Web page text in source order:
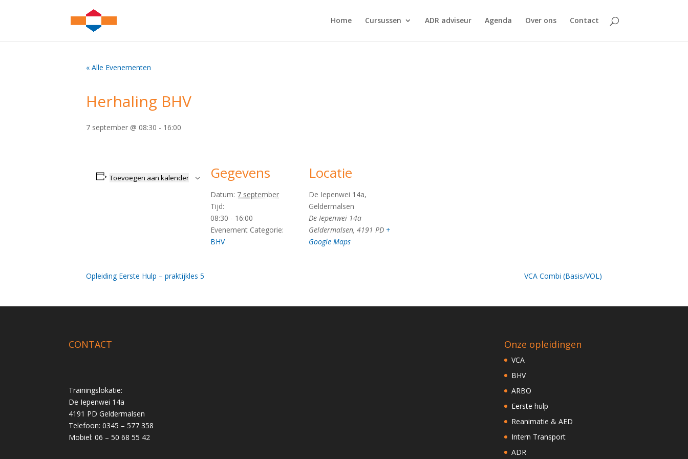
Home Cursussen ADR adviseur Agenda Over ons Contact
« Alle Evenementen
Herhaling BHV
7 september @ 08:30 - 16:00
Toevoegen aan kalender Gegevens
Datum: 7 september
Tijd:
08:30 - 16:00
Evenement Categorie:
BHV
Locatie
De Iepenwei 14a,
Geldermalsen
De Iepenwei 14a
Geldermalsen, 4191 PD +
Google Maps
Opleiding Eerste Hulp – praktijkles 5 VCA Combi (Basis/VOL)
CONTACT
Trainingslokatie:
De Iepenwei 14a
4191 PD Geldermalsen
Telefoon: 0345 – 577 358
Mobiel: 06 – 50 68 55 42
Onze opleidingen
VCA
BHV
ARBO
Eerste hulp
Reanimatie & AED
Intern Transport
ADR